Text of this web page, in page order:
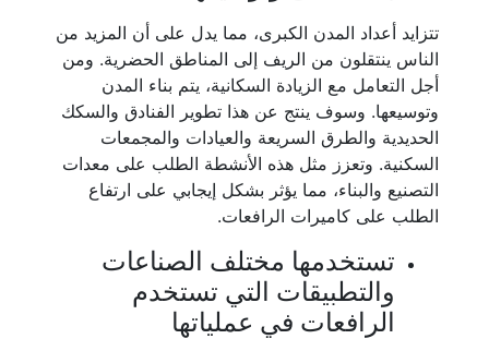
تتزايد أعداد المدن الكبرى، مما يدل على أن المزيد من
الناس ينتقلون من الريف إلى المناطق الحضرية. ومن
أجل التعامل مع الزيادة السكانية، يتم بناء المدن
وتوسيعها. وسوف ينتج عن هذا تطوير الفنادق والسكك
الحديدية والطرق السريعة والعيادات والمجمعات
السكنية. وتعزز مثل هذه الأنشطة الطلب على معدات
التصنيع والبناء، مما يؤثر بشكل إيجابي على ارتفاع
الطلب على كاميرات الرافعات.
تستخدمها مختلف الصناعات
والتطبيقات التي تستخدم
الرافعات في عملياتها